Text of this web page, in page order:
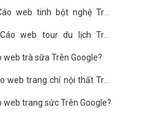
web tinh bột nghệ Trên
web tour du lịch Trên
web trà sữa Trên Google?
web trang chí nội thất Trên
web trang sức Trên Google?